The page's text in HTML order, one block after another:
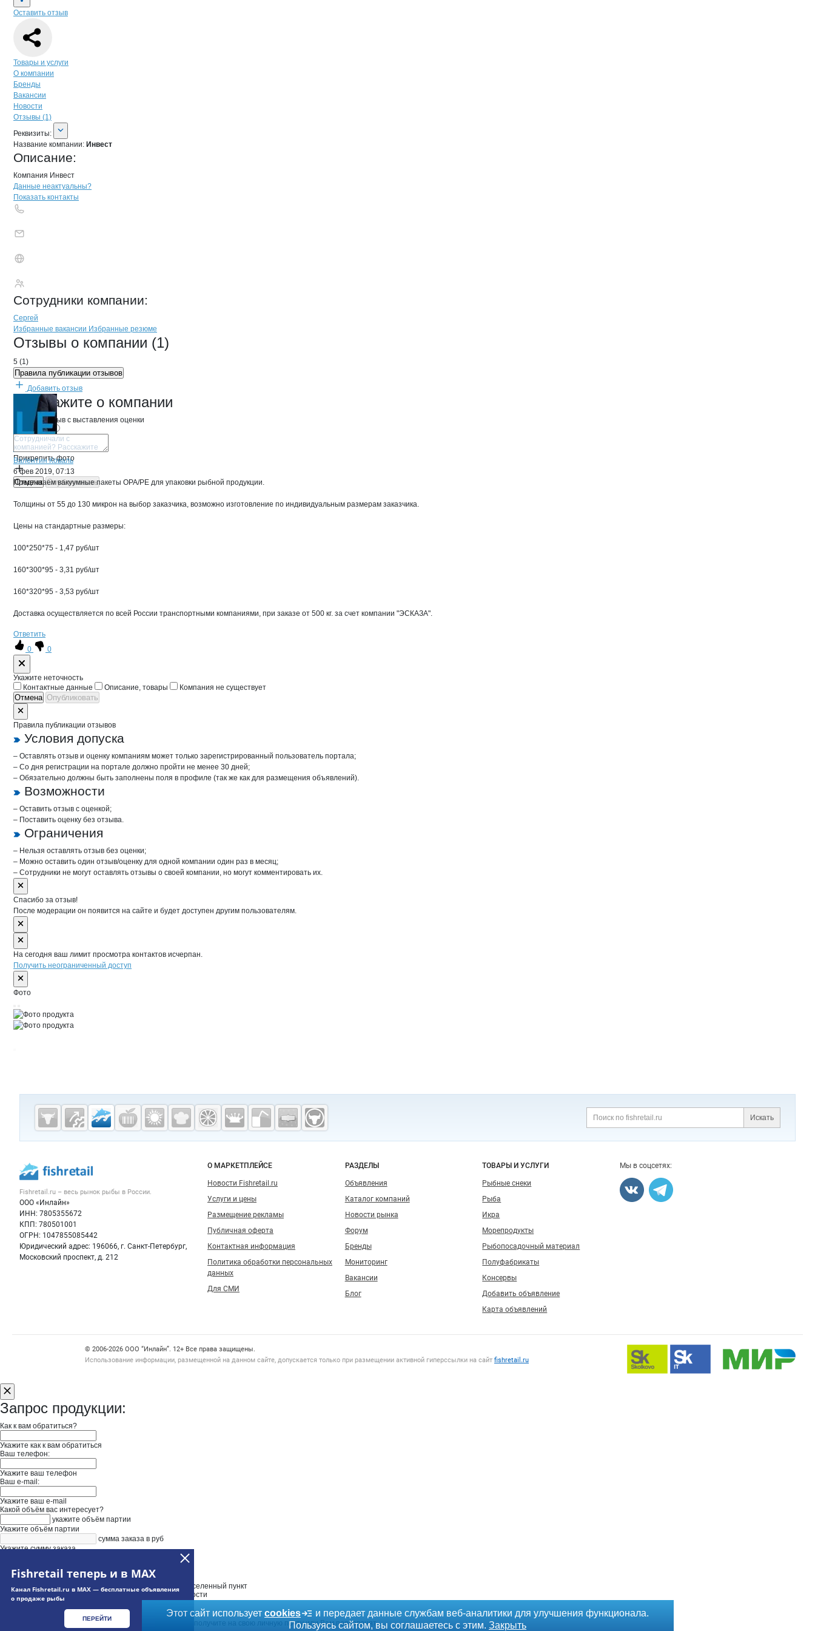
Оставить отзыв
Навигация по странице
Товары и услуги
О компании
Бренды
Вакансии
Новости
Отзывы (1)
О компании
Реквизиты
Реквизиты:
Название компании: Инвест
Описание:
Компания Инвест
Контактыкомпании
+7(800)000-00-..
Данные неактуальны?
Показать контакты
Сотрудники компании:
Сергей
Брендыкомпани Инвест
Вакансии вИнвест
Избранные вакансии Избранные резюме
Новости oИнвест, ООО
Отзывы о компании (1)
5 (1)
Правила публикации отзывов
Добавить отзыв
Расскажите о компании
Начните отзыв с выставления оценки
Прикрепить фото
Отмена Опубликовать
Валентин Коваль
6 фев 2019, 07:13
Предлагаем вакуумные пакеты ОРА/РЕ для упаковки рыбной продукции.
Толщины от 55 до 130 микрон на выбор заказчика, возможно изготовление по индивидуальным размерам заказчика.
Цены на стандартные размеры:
100*250*75 - 1,47 руб/шт
160*300*95 - 3,31 руб/шт
160*320*95 - 3,53 руб/шт
Доставка осуществляется по всей России транспортными компаниями, при заказе от 500 кг. за счет компании "ЭСКАЗА".
Ответить
0
0
Форма обратной связи о неточностях на странице
Укажите неточность
Контактные данные
Описание, товары Компания не существует
Отмена Опубликовать
Правила публикации отзывов
Условия допуска
– Оставлять отзыв и оценку компаниям может только зарегистрированный пользователь портала;
– Со дня регистрации на портале должно пройти не менее 30 дней;
– Обязательно должны быть заполнены поля в профиле (так же как для размещения объявлений).
Возможности
– Оставить отзыв с оценкой;
– Поставить оценку без отзыва.
Ограничения
– Нельзя оставлять отзыв без оценки;
– Можно оставить один отзыв/оценку для одной компании один раз в месяц;
– Сотрудники не могут оставлять отзывы о своей компании, но могут комментировать их.
Спасибо за отзыв!
После модерации он появится на сайте и будет доступен другим пользователям.
На сегодня ваш лимит просмотра контактов исчерпан.
Получить неограниченный доступ
Фото
Fishretail теперь и в MAX
Канал Fishretail.ru в MAX — бесплатные объявления
о продаже рыбы
ПЕРЕЙТИ
Дополнительная информация
Искать
Cсылки на полезные проекты
Fishretail.ru —
рыба,
Важные разделы и контакты
Fishretail.ru – весь рынок рыбы в России.
ООО «Инлайн»
ИНН: 7805355672
КПП: 780501001
ОГРН: 1047855085442
Юридический адрес: 196066, г. Санкт-Петербург,
Московский проспект, д. 212
Навигация по сайту
О МАРКЕТПЛЕЙСЕ
Новости Fishretail.ru
Услуги и цены
Размещение рекламы
Публичная оферта
Контактная информация
Политика обработки персональных
данных
Для СМИ
РАЗДЕЛЫ
Объявления
Каталог компаний
Новости рынка
Форум
Бренды
Мониторинг
Вакансии
Блог
ТОВАРЫ И УСЛУГИ
Рыбные снеки
Рыба
Икра
Морепродукты
Рыбопосадочный материал
Полуфабрикаты
Консервы
Добавить объявление
Карта объявлений
Мы в соцсетях:
Счетчики, авторское право, логотипы
© 2006‑2026 ООО “Инлайн”. 12+ Все права защищены.
Использование информации, размещенной на данном сайте, допускается только при размещении активной гиперссылки на сайт fishretail.ru
Этот сайт использует cookies
и передает данные службам веб-аналитики для улучшения функционала.
Пользуясь сайтом, вы соглашаетесь с этим. Закрыть
Запрос продукции:
Как к вам обратиться?
Укажите как к вам обратиться
Ваш телефон:
Укажите ваш телефон
Ваш e-mail:
Укажите ваш e-mail
Какой объём вас интересует?
укажите объём партии
Укажите объём партии
сумма заказа в руб
Укажите сумму заказа
Выберите адрес из выпадающего списка и уточните населенный пункт
Укажите дополнительную информацию при необходимости
Ваш запрос будет отправлен в "ООО Инвест". Ответ вы получите на свою личную почту или Вам перезвонят.